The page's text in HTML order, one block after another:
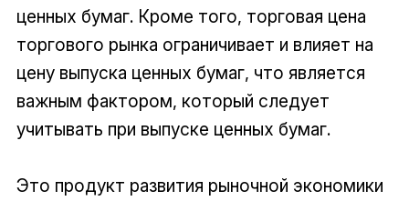
ценных бумаг. Кроме того, торговая цена
торгового рынка ограничивает и влияет на
цену выпуска ценных бумаг, что является
важным фактором, который следует
учитывать при выпуске ценных бумаг.
Это продукт развития рыночной экономики